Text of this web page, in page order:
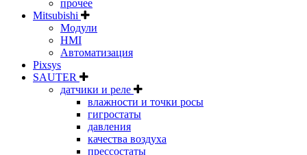
прочее
Mitsubishi
Модули
HMI
Автоматизация
Pixsys
SAUTER
датчики и реле
влажности и точки росы
гигростаты
давления
качества воздуха
прессостаты